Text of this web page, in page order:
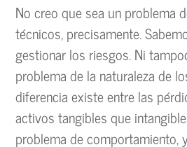
No creo que sea un problema
técnicos, precisamente.
gestionar los riesgos. Ni
problema de la naturaleza de
diferencia existe entre las
activos tangibles que
problema de comportamiento,